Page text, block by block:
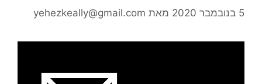
5 בנובמבר 2020 מאת yehezkeally@gmail.com